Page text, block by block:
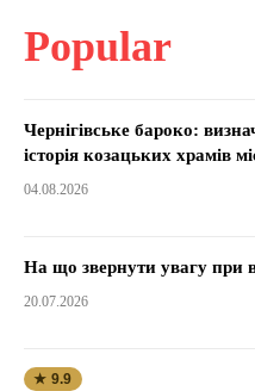
Popular
Чернігівське бароко:
історія козацьких храмів
04.08.2026
На що звернути увагу при
20.07.2026
★ 9.9